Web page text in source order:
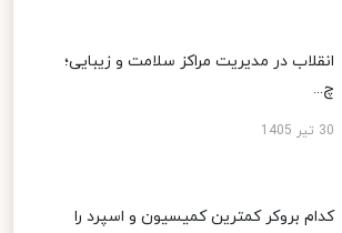
انقلاب در مدیریت مراکز سلامت و زیبایی؛
چ...
30 تیر 1405
کدام بروکر کمترین کمیسیون و اسپرد را